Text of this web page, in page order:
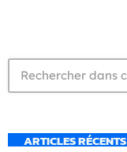
ARTICLES RÉCENTS